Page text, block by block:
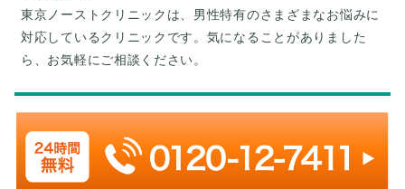
東京ノーストクリニックは、男性特有のさまざまなお悩みに
対応しているクリニックです。気になることがありました